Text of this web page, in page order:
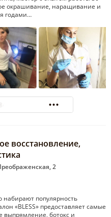
окрашивание, наращивание и
годами…
47-00
восстановление,
2
популярность
«BLESS» предоставляет самые
выпрямление, ботокс и